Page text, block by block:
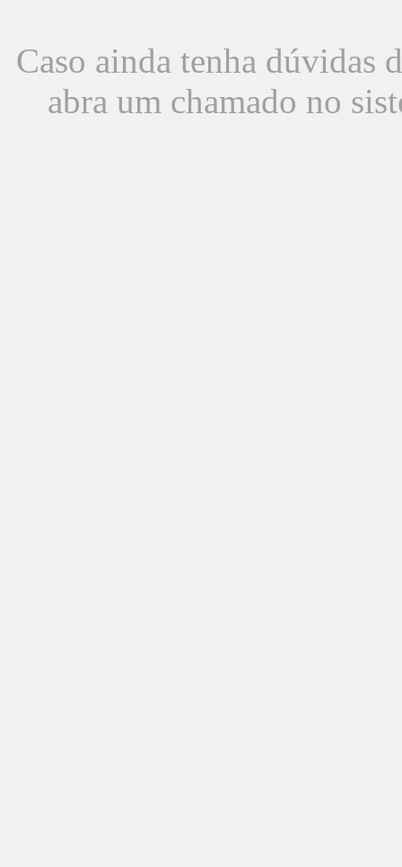
Caso ainda tenha dúvidas
abra um chamado no